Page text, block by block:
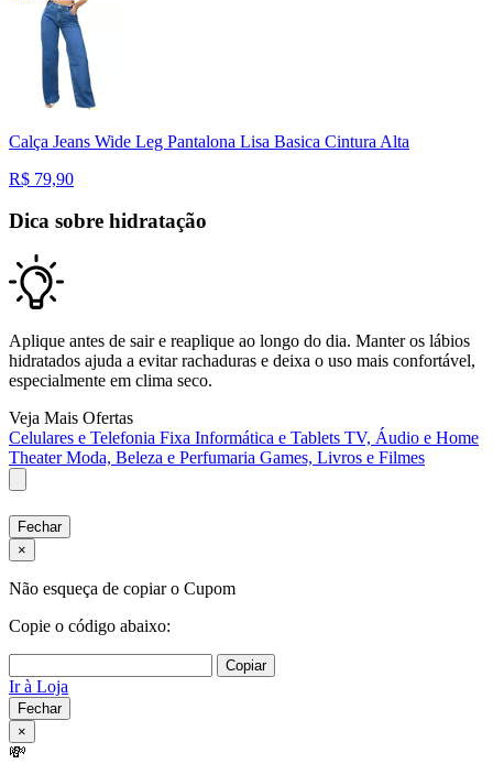
Calça Jeans Wide Leg Pantalona Lisa Basica Cintura Alta
R$ 79,90
Dica sobre hidratação
Aplique antes de sair e reaplique ao longo do dia. Manter os lábios
hidratados ajuda a evitar rachaduras e deixa o uso mais confortável,
especialmente em clima seco.
Veja Mais Ofertas
Celulares e Telefonia Fixa Informática e Tablets TV, Áudio e Home
TheaterModa, Beleza e Perfumaria Games, Livros e Filmes
Fechar
×
Não esqueça de copiar o Cupom
Copie o código abaixo:
Copiar
Ir à Loja
Fechar
×
💸